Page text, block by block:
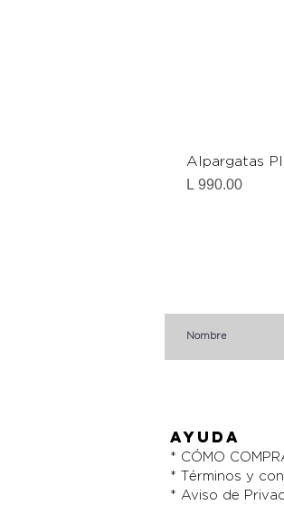
Alpargatas
Precio
L 990.00
AYUDA
* CÓMO
* Términos y
* Aviso de